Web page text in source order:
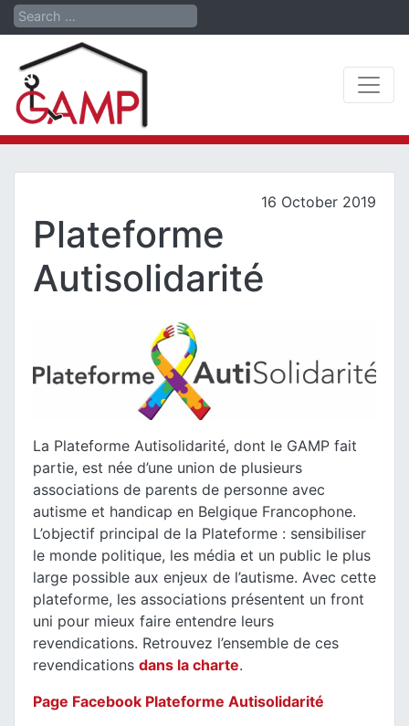
Search
16 October 2019
Plateforme
Autisolidarité
La Plateforme Autisolidarité, dont le GAMP fait
partie, est née d’une union de plusieurs
associations de parents de personne avec
autisme et handicap en Belgique Francophone.
L’objectif principal de la Plateforme : sensibiliser
le monde politique, les média et un public le plus
large possible aux enjeux de l’autisme. Avec cette
plateforme, les associations présentent un front
uni pour mieux faire entendre leurs
revendications. Retrouvez l’ensemble de ces
revendications dans la charte.
Page Facebook Plateforme Autisolidarité